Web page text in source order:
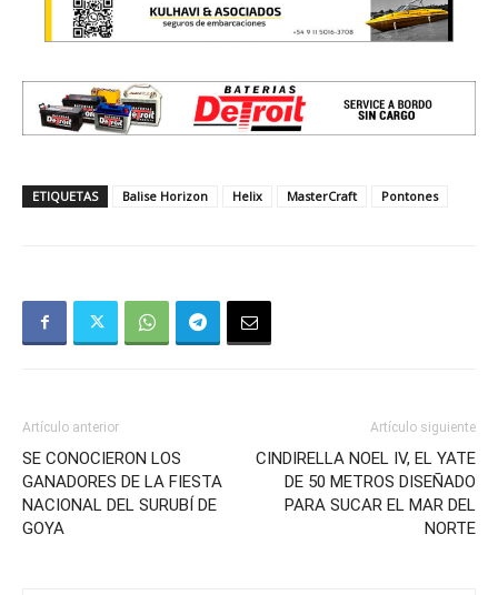
ETIQUETAS Balise Horizon Helix MasterCraft Pontones
Artículo anterior
SE CONOCIERON LOS
GANADORES DE LA FIESTA
NACIONAL DEL SURUBÍ DE
GOYA
Artículo siguiente
CINDIRELLA NOEL IV, EL YATE
DE 50 METROS DISEÑADO
PARA SUCAR EL MAR DEL
NORTE